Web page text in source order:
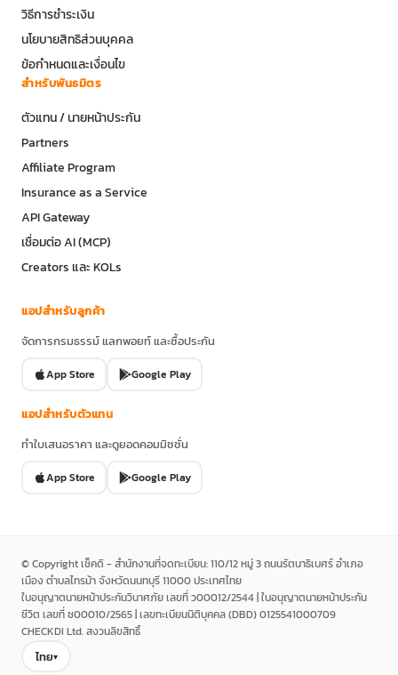
วิธีการชำระเงิน
นโยบายสิทธิส่วนบุคคล
ข้อกำหนดและเงื่อนไข
สำหรับพันธมิตร
ตัวแทน / นายหน้าประกัน
Partners
Affiliate Program
Insurance as a Service
API Gateway
เชื่อมต่อ AI (MCP)
Creators และ KOLs
แอปสำหรับลูกค้า
จัดการกรมธรรม์ แลกพอยท์ และซื้อประกัน
App Store Google Play
แอปสำหรับตัวแทน
ทำใบเสนอราคา และดูยอดคอมมิชชั่น
App Store Google Play
© Copyright เช็คดิ - สำนักงานที่จดทะเบียน: 110/12 หมู่ 3 ถนนรัตนาธิเบศร์ อำเภอ
เมือง ตำบลไทรม้า จังหวัดนนทบุรี 11000 ประเทศไทย
ใบอนุญาตนายหน้าประกันวินาศภัย เลขที่ ว00012/2544 | ใบอนุญาตนายหน้าประกัน
ชีวิต เลขที่ ช00010/2565 | เลขทะเบียนนิติบุคคล (DBD) 0125541000709
CHECKDI Ltd. สงวนลิขสิทธิ์
ไทย